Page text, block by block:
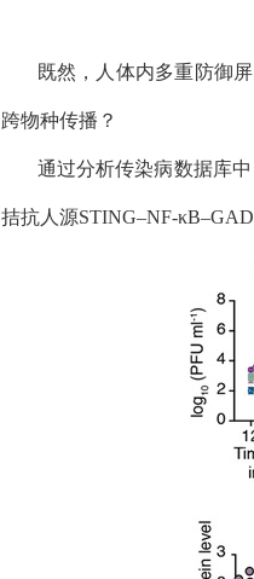
既然，人体内多重防御
跨物种传播？
通过分析传染病数据库
拮抗人源STING–NF-κB–